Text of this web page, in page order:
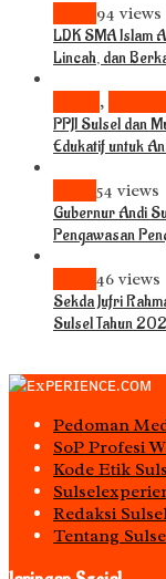
94 views
LDK SMA Islam
Lincah, dan
,
PPJI Sulsel dan
Edukatif untuk
54 views
Gubernur Andi
Pengawasan
46 views
Sekda Jufri
Sulsel Tahun
Pedoman
S0P Profesi
Kode Etik
Redaksi
Tentang